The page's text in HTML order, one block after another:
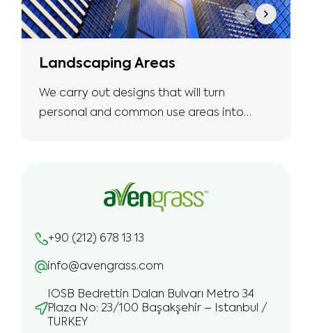
Landscaping Areas
We carry out designs that will turn
personal and common use areas into
+90 (212) 678 13 13
info@avengrass.com
IOSB Bedrettin Dalan Bulvarı Metro 34
Plaza No: 23/100 Başakşehir – Istanbul /
TURKEY